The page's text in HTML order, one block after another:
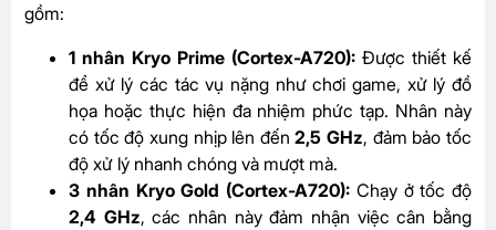
gồm:
1 nhân Kryo Prime (Cortex-A720): Được thiết kế
để xử lý các tác vụ nặng như chơi game, xử lý đồ
họa hoặc thực hiện đa nhiệm phức tạp. Nhân này
có tốc độ xung nhịp lên đến2,5 GHz, đảm bảo tốc
độ xử lý nhanh chóng và mượt mà.
3 nhân Kryo Gold (Cortex-A720): Chạy ở tốc độ
2,4 GHz, các nhân này đảm nhận việc cân bằng